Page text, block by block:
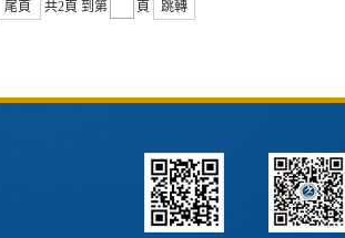
尾頁 共2頁 到第 頁 跳轉